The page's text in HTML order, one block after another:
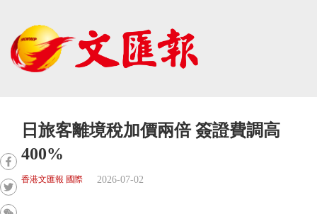
日旅客離境稅加價兩倍 簽證費調高
400%
香港文匯報 國際 2026-07-02